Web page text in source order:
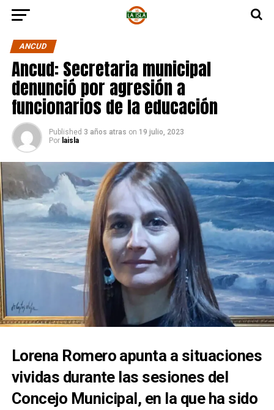
ANCUD
Ancud: Secretaria municipal
denunció por agresión a
funcionarios de la educación
Published 3 años atras on 19 julio, 2023
Por laisla
Lorena Romero apunta a situaciones
vividas durante las sesiones del
Concejo Municipal, en la que ha sido